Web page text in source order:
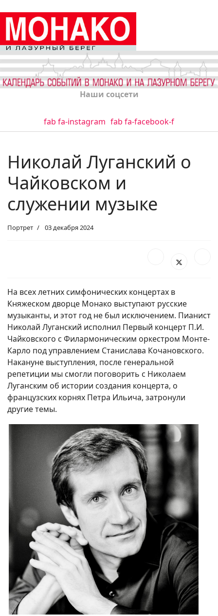
Наши соцсети
fab fa-instagram fab fa-facebook-f
Николай Луганский о
Чайковском и
служении музыке
Портрет 03 декабря 2024
На всех летних симфонических концертах в
Княжеском дворце Монако выступают русские
музыканты, и этот год не был исключением. Пианист
Николай Луганский исполнил Первый концерт П.И.
Чайковского с Филармоническим оркестром Монте-
Карло под управлением Станислава Кочановского.
Накануне выступления, после генеральной
репетиции мы смогли поговорить с Николаем
Луганским об истории создания концерта, о
французских корнях Петра Ильича, затронули
другие темы.